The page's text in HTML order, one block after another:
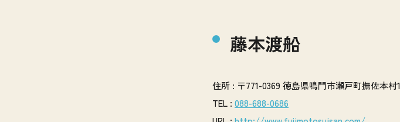
藤本渡船
住所 : 〒771-0369 徳島県鳴門市瀬戸町撫佐本村1
TEL : 088-688-0686